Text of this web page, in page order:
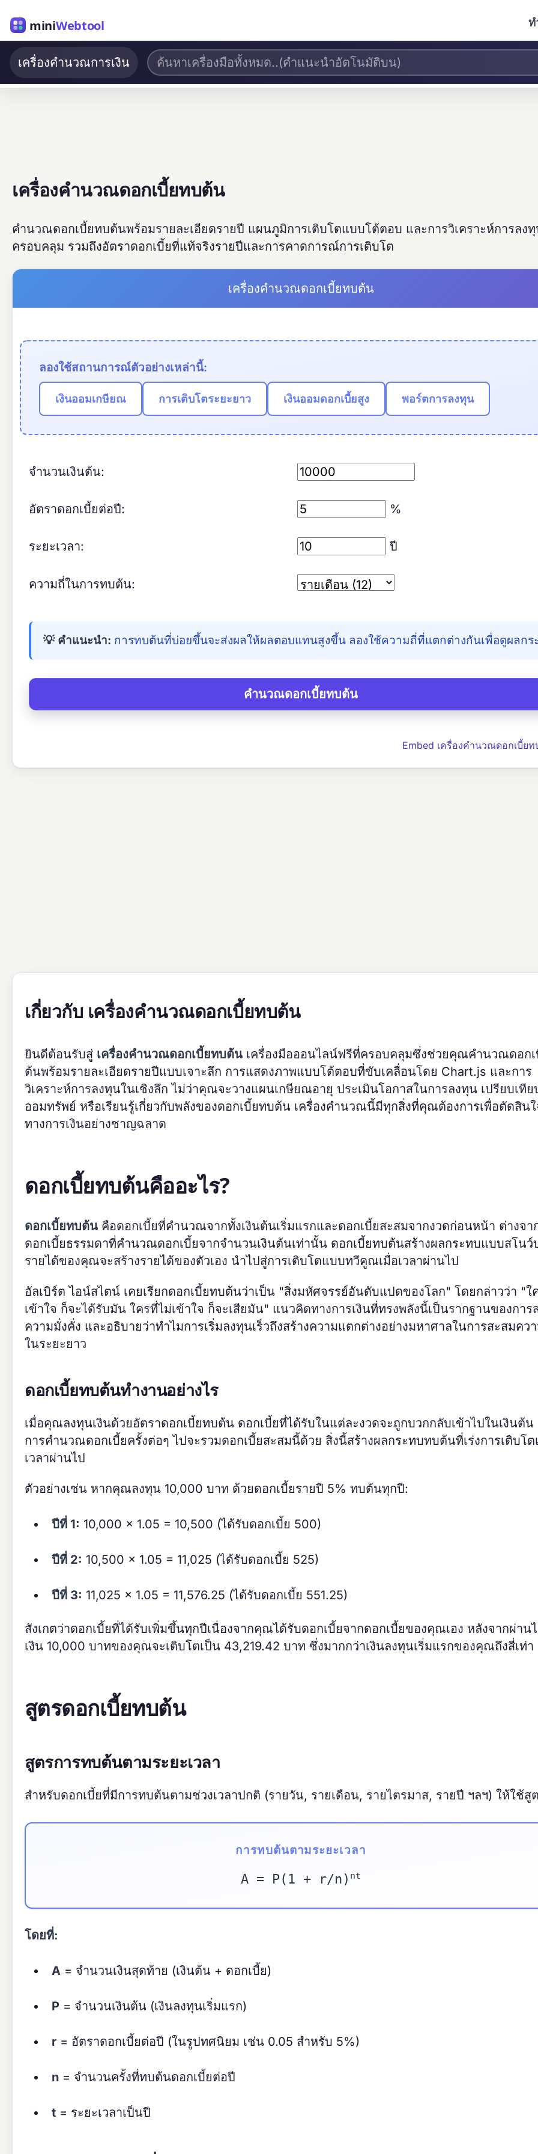
miniWebtool ท
เครื่องคำนวณการเงิน
เครื่องคำนวณดอกเบี้ยทบต้น
คำนวณดอกเบี้ยทบต้นพร้อมรายละเอียดรายปี แผนภูมิการเติบโตแบบโต้ตอบ และการวิเคราะห์การลง
ครอบคลุม รวมถึงอัตราดอกเบี้ยที่แท้จริงรายปีและการคาดการณ์การเติบโต
เครื่องคำนวณดอกเบี้ยทบต้น
ลองใช้สถานการณ์ตัวอย่างเหล่านี้:
เงินออมเกษียณ การเติบโตระยะยาว เงินออมดอกเบี้ยสูง พอร์ตการลงทุน
จำนวนเงินต้น:
อัตราดอกเบี้ยต่อปี: %
ระยะเวลา: ปี
ความถี่ในการทบต้น:
💡 คำแนะนำ: การทบต้นที่บ่อยขึ้นจะส่งผลให้ผลตอบแทนสูงขึ้น ลองใช้ความถี่ที่แตกต่างกันเพื่อดูผลกร
Embed เครื่องคำนวณดอกเบี้ย
เกี่ยวกับ เครื่องคำนวณดอกเบี้ยทบต้น
ยินดีต้อนรับสู่ เครื่องคำนวณดอกเบี้ยทบต้น เครื่องมือออนไลน์ฟรีที่ครอบคลุมซึ่งช่วยคุณคำนวณดอก
ต้นพร้อมรายละเอียดรายปีแบบเจาะลึก การแสดงภาพแบบโต้ตอบที่ขับเคลื่อนโดย Chart.js และการ
วิเคราะห์การลงทุนในเชิงลึก ไม่ว่าคุณจะวางแผนเกษียณอายุ ประเมินโอกาสในการลงทุน เปรียบเที
ออมทรัพย์ หรือเรียนรู้เกี่ยวกับพลังของดอกเบี้ยทบต้น เครื่องคำนวณนี้มีทุกสิ่งที่คุณต้องการเพื่อตัดสินใ
ทางการเงินอย่างชาญฉลาด
ดอกเบี้ยทบต้นคืออะไร?
ดอกเบี้ยทบต้น คือดอกเบี้ยที่คำนวณจากทั้งเงินต้นเริ่มแรกและดอกเบี้ยสะสมจากงวดก่อนหน้า ต่างจา
ดอกเบี้ยธรรมดาที่คำนวณดอกเบี้ยจากจำนวนเงินต้นเท่านั้น ดอกเบี้ยทบต้นสร้างผลกระทบแบบสโนว์
รายได้ของคุณจะสร้างรายได้ของตัวเอง นำไปสู่การเติบโตแบบทวีคูณเมื่อเวลาผ่านไป
อัลเบิร์ต ไอน์สไตน์ เคยเรียกดอกเบี้ยทบต้นว่าเป็น "สิ่งมหัศจรรย์อันดับแปดของโลก" โดยกล่าวว่า "ใ
เข้าใจ ก็จะได้รับมัน ใครที่ไม่เข้าใจ ก็จะเสียมัน" แนวคิดทางการเงินที่ทรงพลังนี้เป็นรากฐานของการ
ความมั่งคั่ง และอธิบายว่าทำไมการเริ่มลงทุนเร็วถึงสร้างความแตกต่างอย่างมหาศาลในการสะสมคว
ในระยะยาว
ดอกเบี้ยทบต้นทำงานอย่างไร
เมื่อคุณลงทุนเงินด้วยอัตราดอกเบี้ยทบต้น ดอกเบี้ยที่ได้รับในแต่ละงวดจะถูกบวกกลับเข้าไปในเงินต้น
การคำนวณดอกเบี้ยครั้งต่อๆ ไปจะรวมดอกเบี้ยสะสมนี้ด้วย สิ่งนี้สร้างผลกระทบทบต้นที่เร่งการเติบโต
เวลาผ่านไป
ตัวอย่างเช่น หากคุณลงทุน 10,000 บาท ด้วยดอกเบี้ยรายปี 5% ทบต้นทุกปี:
ปีที่ 1: 10,000 × 1.05 = 10,500 (ได้รับดอกเบี้ย 500)
ปีที่ 2: 10,500 × 1.05 = 11,025 (ได้รับดอกเบี้ย 525)
ปีที่ 3: 11,025 × 1.05 = 11,576.25 (ได้รับดอกเบี้ย 551.25)
สังเกตว่าดอกเบี้ยที่ได้รับเพิ่มขึ้นทุกปีเนื่องจากคุณได้รับดอกเบี้ยจากดอกเบี้ยของคุณเอง หลังจากผ่าน
เงิน 10,000 บาทของคุณจะเติบโตเป็น 43,219.42 บาท ซึ่งมากกว่าเงินลงทุนเริ่มแรกของคุณถึงสี่เท่า
สูตรดอกเบี้ยทบต้น
สูตรการทบต้นตามระยะเวลา
สำหรับดอกเบี้ยที่มีการทบต้นตามช่วงเวลาปกติ (รายวัน, รายเดือน, รายไตรมาส, รายปี ฯลฯ) ให้ใช้สู
การทบต้นตามระยะเวลา
A = P(1 + r/n) nt
โดยที่:
A = จำนวนเงินสุดท้าย (เงินต้น + ดอกเบี้ย)
P = จำนวนเงินต้น (เงินลงทุนเริ่มแรก)
r = อัตราดอกเบี้ยต่อปี (ในรูปทศนิยม เช่น 0.05 สำหรับ 5%)
n = จำนวนครั้งที่ทบต้นดอกเบี้ยต่อปี
t = ระยะเวลาเป็นปี